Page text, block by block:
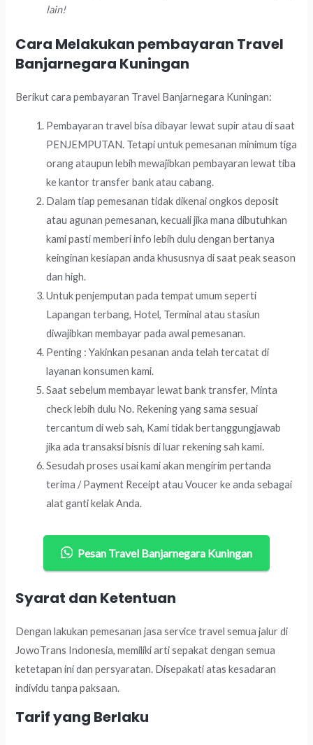
lain!
Cara Melakukan pembayaran Travel
Banjarnegara Kuningan
Berikut cara pembayaran Travel Banjarnegara Kuningan:
Pembayaran travel bisa dibayar lewat supir atau di saat
PENJEMPUTAN. Tetapi untuk pemesanan minimum tiga
orang ataupun lebih mewajibkan pembayaran lewat tiba
ke kantor transfer bank atau cabang.
Dalam tiap pemesanan tidak dikenai ongkos deposit
atau agunan pemesanan, kecuali jika mana dibutuhkan
kami pasti memberi info lebih dulu dengan bertanya
keinginan kesiapan anda khususnya di saat peak season
dan high.
Untuk penjemputan pada tempat umum seperti
Lapangan terbang, Hotel, Terminal atau stasiun
diwajibkan membayar pada awal pemesanan.
Penting : Yakinkan pesanan anda telah tercatat di
layanan konsumen kami.
Saat sebelum membayar lewat bank transfer, Minta
check lebih dulu No. Rekening yang sama sesuai
tercantum di web sah, Kami tidak bertanggungjawab
jika ada transaksi bisnis di luar rekening sah kami.
Sesudah proses usai kami akan mengirim pertanda
terima / Payment Receipt atau Voucer ke anda sebagai
alat ganti kelak Anda.
Pesan Travel Banjarnegara Kuningan
Syarat dan Ketentuan
Dengan lakukan pemesanan jasa service travel semua jalur di
JowoTrans Indonesia, memiliki arti sepakat dengan semua
ketetapan ini dan persyaratan. Disepakati atas kesadaran
individu tanpa paksaan.
Tarif yang Berlaku